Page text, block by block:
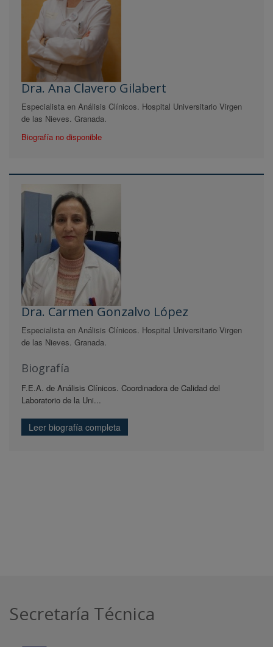
Dra. Ana Clavero Gilabert
Especialista en Análisis Clínicos. Hospital Universitario Virgen
de las Nieves. Granada.
Biografía no disponible
Dra. Carmen Gonzalvo López
Especialista en Análisis Clínicos. Hospital Universitario Virgen
de las Nieves. Granada.
Biografía
F.E.A. de Análisis Clínicos. Coordinadora de Calidad del
Laboratorio de la Uni...
Leer biografía completa
Secretaría Técnica